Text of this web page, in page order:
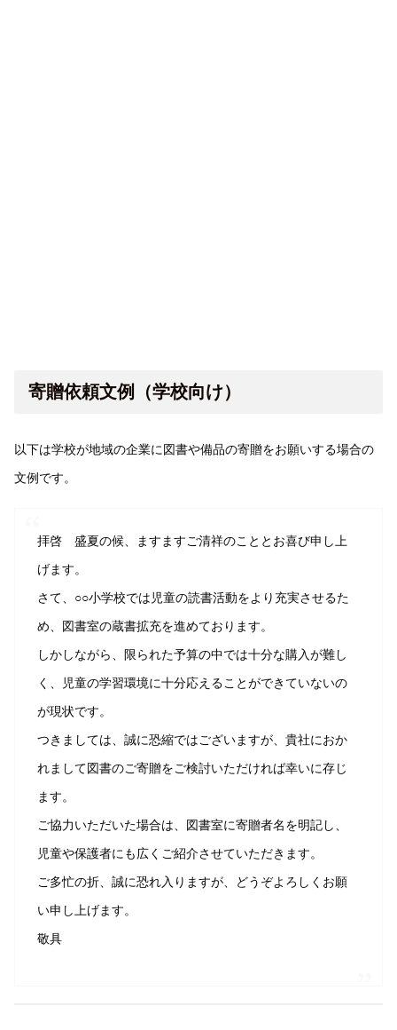
寄贈依頼文例（学校向け）
以下は学校が地域の企業に図書や備品の寄贈をお願いする場合の
文例です。
拝啓 盛夏の候、ますますご清祥のこととお喜び申し上
げます。
さて、○○小学校では児童の読書活動をより充実させるた
め、図書室の蔵書拡充を進めております。
しかしながら、限られた予算の中では十分な購入が難し
く、児童の学習環境に十分応えることができていないの
が現状です。
つきましては、誠に恐縮ではございますが、貴社におか
れまして図書のご寄贈をご検討いただければ幸いに存じ
ます。
ご協力いただいた場合は、図書室に寄贈者名を明記し、
児童や保護者にも広くご紹介させていただきます。
ご多忙の折、誠に恐れ入りますが、どうぞよろしくお願
い申し上げます。
敬具